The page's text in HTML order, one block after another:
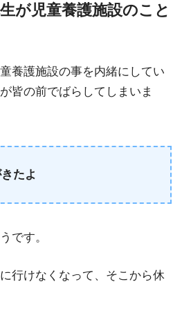
が児童養護施設のこと
養護施設の事を内緒にしてい
皆の前でばらしてしまいま
たよ
です。
行けなくなって、そこから休